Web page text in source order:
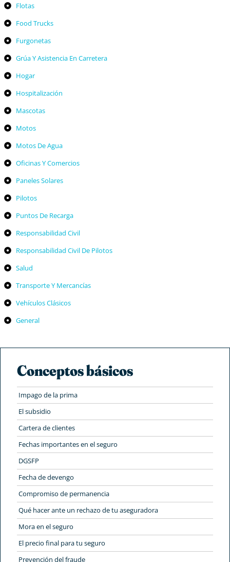
Flotas
Food Trucks
Furgonetas
Grúa Y Asistencia En Carretera
Hogar
Hospitalización
Mascotas
Motos
Motos De Agua
Oficinas Y Comercios
Paneles Solares
Pilotos
Puntos De Recarga
Responsabilidad Civil
Responsabilidad Civil De Pilotos
Salud
Transporte Y Mercancías
Vehículos Clásicos
General
Conceptos básicos
Impago de la prima
El subsidio
Cartera de clientes
Fechas importantes en el seguro
DGSFP
Fecha de devengo
Compromiso de permanencia
Qué hacer ante un rechazo de tu aseguradora
Mora en el seguro
El precio final para tu seguro
Prevención del fraude